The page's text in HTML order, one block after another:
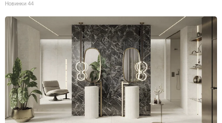
Новинки 44